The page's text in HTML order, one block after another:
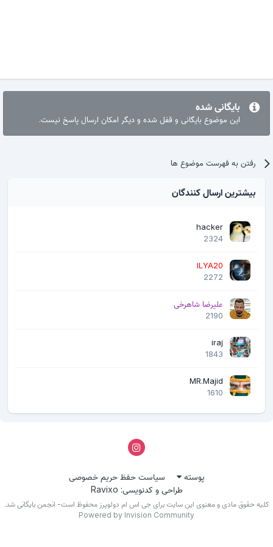
بایگانی شده
این موضوع بایگانی و قفل شده و دیگر امکان ارسال پاسخ نیست.
رفتن به فهرست موضوع ها
بیشترین ارسال کنندگان
hacker
2324
ILYA20
2272
علیرضا شاهرخی
2190
iraj
1843
MR.Majid
1610
پوسته
سیاست حفظ حریم خصوصی
طراحی و کدنویسی: Ravixo
حقوق مادی و معنوی این سایت برای جی اس ام دولوپرز محفوظ است- انجمن بایگانی شد.
Powered by Invision Community